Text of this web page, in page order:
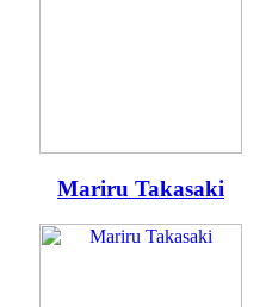
Mariru Takasaki